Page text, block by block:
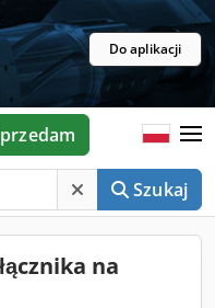
Do aplikacji
Szukaj
na